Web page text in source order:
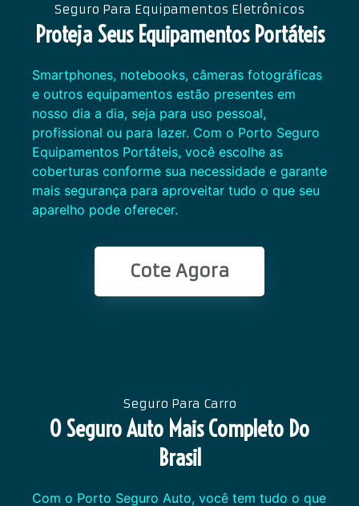
Seguro Para Equipamentos Eletrônicos
Proteja Seus Equipamentos Portáteis
Smartphones, notebooks, câmeras fotográficas
e outros equipamentos estão presentes em
nosso dia a dia, seja para uso pessoal,
profissional ou para lazer. Com o Porto Seguro
Equipamentos Portáteis, você escolhe as
coberturas conforme sua necessidade e garante
mais segurança para aproveitar tudo o que seu
aparelho pode oferecer.
Cote Agora
Seguro Para Carro
O Seguro Auto Mais Completo Do
Brasil
Com o Porto Seguro Auto, você tem tudo o que